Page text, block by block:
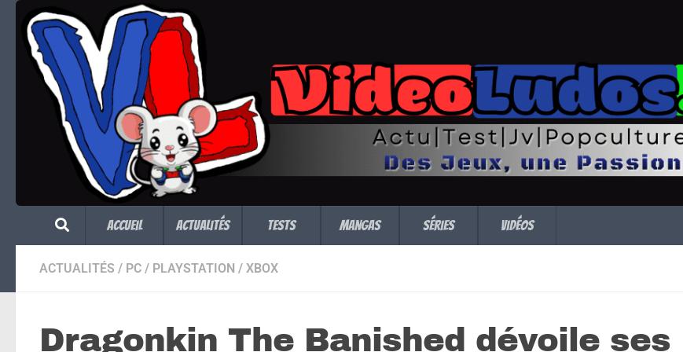
Skip to content
Accueil Actualités Tests Mangas Séries Vidéos
ACTUALITÉS / PC / PLAYSTATION / XBOX
Dragonkin The Banished dévoile ses